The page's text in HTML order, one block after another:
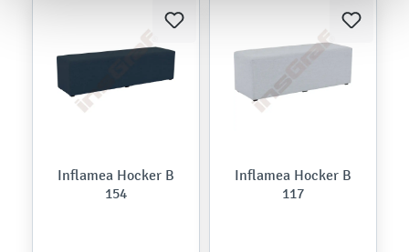
Inflamea Hocker B
154
Inflamea Hocker B
117